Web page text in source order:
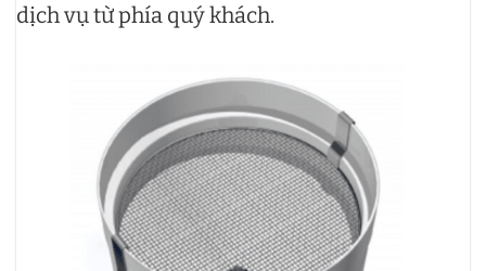
dịch vụ từ phía quý khách.